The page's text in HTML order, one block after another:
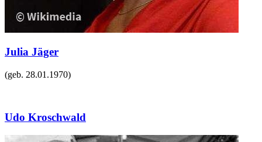
Julia Jäger
(geb. 28.01.1970)
Udo Kroschwald